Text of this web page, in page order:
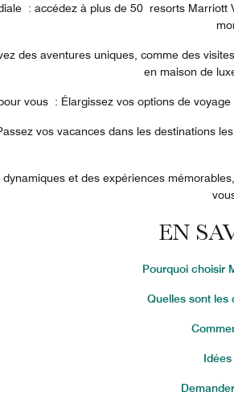
: accédez à plus de 50 resorts
des aventures uniques, comme des
en maison de
vous : Élargissez vos options de
vos vacances dans les destinations
et des expériences
EN
Pourquoi choisir
Quelles sont les